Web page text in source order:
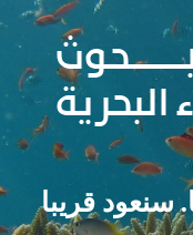
سنعود قريبا